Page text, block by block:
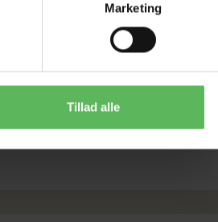
Marketing
Tillad alle